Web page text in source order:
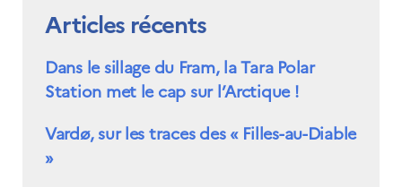
Articles récents
Dans le sillage du Fram, la Tara Polar
Station met le cap sur l’Arctique !
Vardø, sur les traces des « Filles-au-Diable
»